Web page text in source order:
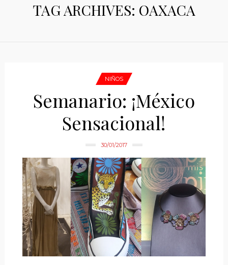
TAG ARCHIVES: OAXACA
NIÑOS
Semanario: ¡México
Sensacional!
30/01/2017